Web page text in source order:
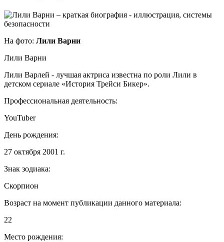
На фото: Лили Варни
Лили Варни
Лили Варлей - лучшая актриса известна по роли Лили в
детском сериале «История Трейси Бикер».
Профессиональная деятельность:
YouTuber
День рождения:
27 октября 2001 г.
Знак зодиака:
Скорпион
Возраст на момент публикации данного материала:
22
Место рождения: